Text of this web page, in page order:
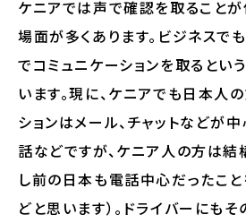
ケニアでは声で確認を取ること
場面が多くあります。ビジネスで
でコミュニケーションを取るとい
います。現に、ケニアでも日本人
ションはメール、チャットなどが
話などですが、ケニア人の方は結
し前の日本も電話中心だったこと
どと思います）。ドライバーにも